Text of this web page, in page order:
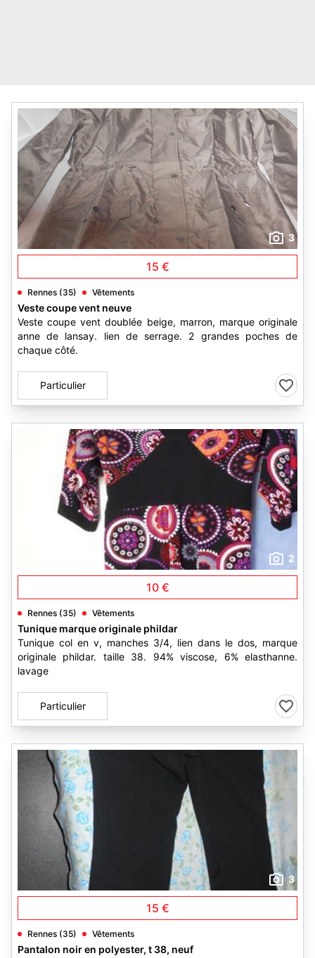
3
15 €
Rennes (35) Vêtements
Veste coupe vent neuve
Veste coupe vent doublée beige, marron, marque originale
anne de lansay. lien de serrage. 2 grandes poches de
chaque côté.
Particulier
2
10 €
Rennes (35) Vêtements
Tunique marque originale phildar
Tunique col en v, manches 3/4, lien dans le dos, marque
originale phildar. taille 38. 94% viscose, 6% elasthanne.
lavage
Particulier
3
15 €
Rennes (35) Vêtements
Pantalon noir en polyester, t 38, neuf